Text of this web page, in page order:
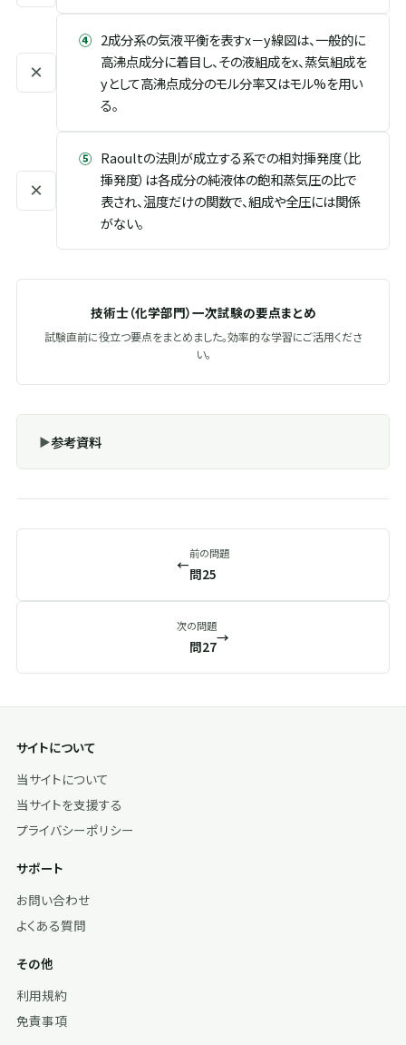
×
④ 2成分系の気液平衡を表すx－y線図は、一般的に
高沸点成分に着目し、その液組成をx、蒸気組成を
yとして高沸点成分のモル分率又はモル%を用い
る。
×
⑤ Raoultの法則が成立する系での相対揮発度（比
揮発度）は各成分の純液体の飽和蒸気圧の比で
表され、温度だけの関数で、組成や全圧には関係
がない。
技術士（化学部門）一次試験の要点まとめ
試験直前に役立つ要点をまとめました。効率的な学習にご活用くださ
い。
参考資料
←
前の問題
問25
次の問題
問27
→
サイトについて
当サイトについて
当サイトを支援する
プライバシーポリシー
サポート
お問い合わせ
よくある質問
その他
利用規約
免責事項